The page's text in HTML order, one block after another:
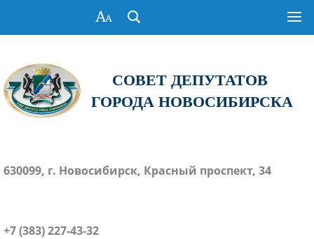
СОВЕТ ДЕПУТАТОВ
ГОРОДА НОВОСИБИРСКА
630099, г. Новосибирск, Красный проспект, 34
+7 (383) 227-43-32